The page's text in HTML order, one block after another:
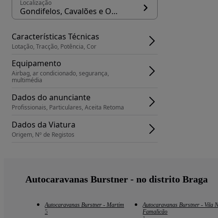
Localização
Gondifelos, Cavalões e Outiz, concelho Vila Nova de Famalicão
Características Técnicas
Lotação, Tracção, Potência, Cor
Equipamento
Airbag, ar condicionado, segurança,
multimédia
Dados do anunciante
Profissionais, Particulares, Aceita Retoma
Dados da Viatura
Origem, Nº de Registos
Autocaravanas Burstner - no distrito Braga
Autocaravanas Burstner - Martim
5
Autocaravanas Burstner - Vila
Famalicão